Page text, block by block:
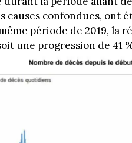
causes confondues, ont
période de 2019, la
une progression de 41